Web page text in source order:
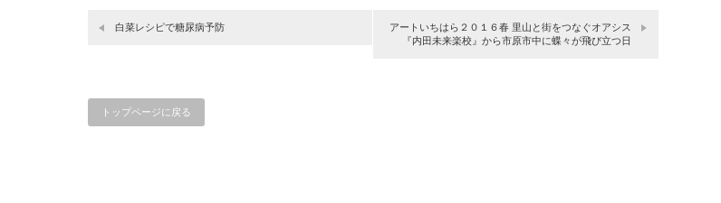
白菜レシピで糖尿病予防
アートいちはら２０１６春 里山と街をつなぐオアシス
『内田未来楽校』から市原市中に蝶々が飛び立つ日
トップページに戻る